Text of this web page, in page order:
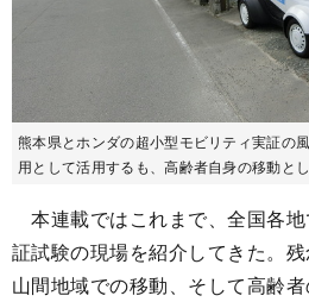
熊本県とホンダの超小型モビリティ実証の
用として活用するも、高齢者自身の移動
本連載ではこれまで、全国各
証試験の現場を紹介してきた。
山間地域での移動、そして高齢